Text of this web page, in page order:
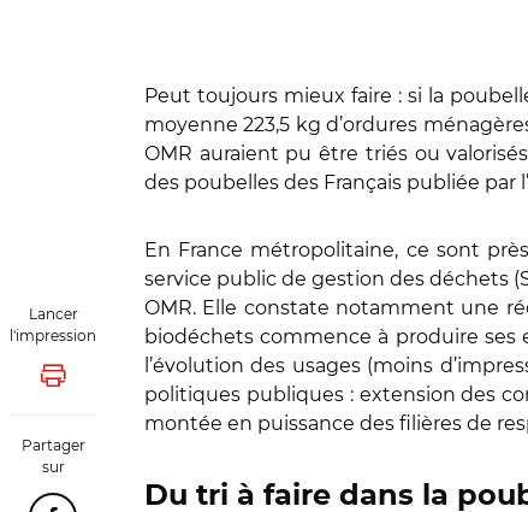
Lancer
l'impression
Lancer l'impression
Partager
sur
Peut toujours mieux faire : si la
moyenne 223,5 kg d’ordures
OMR auraient pu être triés ou
des poubelles des Français publiée par
En France métropolitaine, ce sont
service public de gestion des déchets
OMR. Elle constate notamment une
biodéchets commence à produire ses
l’évolution des usages (moins
politiques publiques : extension des
montée en puissance des filières de
Du tri à faire dans la